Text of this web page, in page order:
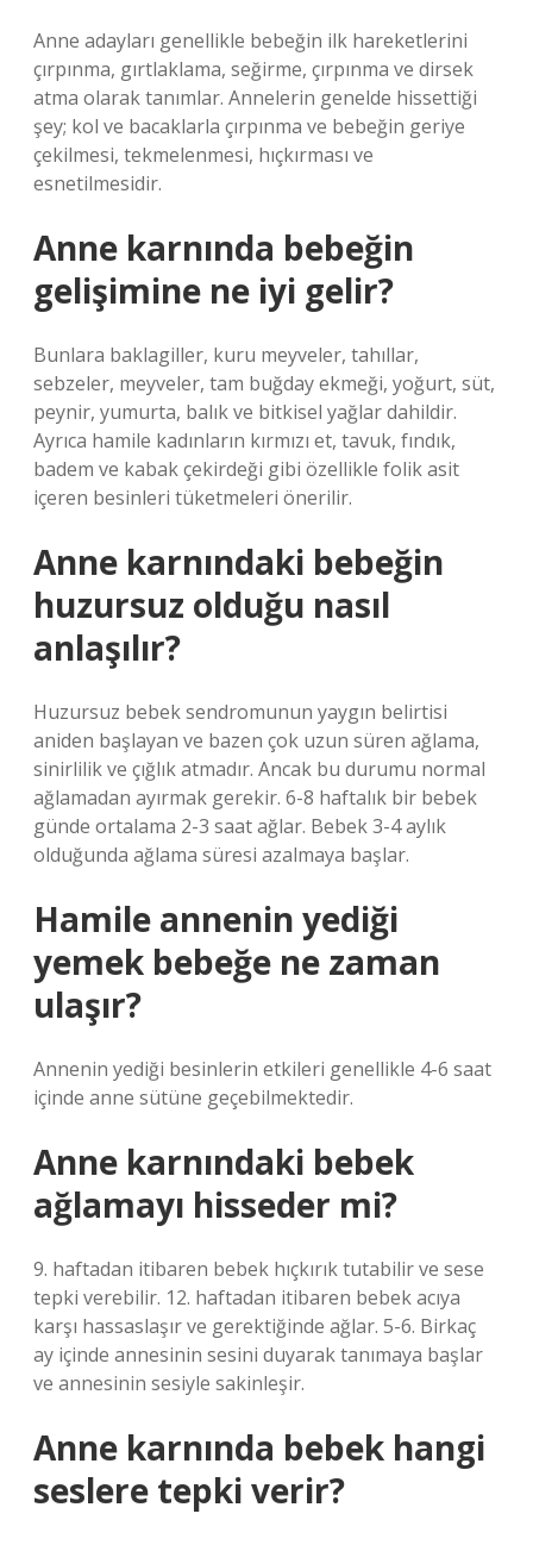
Anne adayları genellikle bebeğin ilk hareketlerini
çırpınma, gırtlaklama, seğirme, çırpınma ve dirsek
atma olarak tanımlar. Annelerin genelde hissettiği
şey; kol ve bacaklarla çırpınma ve bebeğin geriye
çekilmesi, tekmelenmesi, hıçkırması ve
esnetilmesidir.
Anne karnında bebeğin
gelişimine ne iyi gelir?
Bunlara baklagiller, kuru meyveler, tahıllar,
sebzeler, meyveler, tam buğday ekmeği, yoğurt, süt,
peynir, yumurta, balık ve bitkisel yağlar dahildir.
Ayrıca hamile kadınların kırmızı et, tavuk, fındık,
badem ve kabak çekirdeği gibi özellikle folik asit
içeren besinleri tüketmeleri önerilir.
Anne karnındaki bebeğin
huzursuz olduğu nasıl
anlaşılır?
Huzursuz bebek sendromunun yaygın belirtisi
aniden başlayan ve bazen çok uzun süren ağlama,
sinirlilik ve çığlık atmadır. Ancak bu durumu normal
ağlamadan ayırmak gerekir. 6-8 haftalık bir bebek
günde ortalama 2-3 saat ağlar. Bebek 3-4 aylık
olduğunda ağlama süresi azalmaya başlar.
Hamile annenin yediği
yemek bebeğe ne zaman
ulaşır?
Annenin yediği besinlerin etkileri genellikle 4-6 saat
içinde anne sütüne geçebilmektedir.
Anne karnındaki bebek
ağlamayı hisseder mi?
9. haftadan itibaren bebek hıçkırık tutabilir ve sese
tepki verebilir. 12. haftadan itibaren bebek acıya
karşı hassaslaşır ve gerektiğinde ağlar. 5-6. Birkaç
ay içinde annesinin sesini duyarak tanımaya başlar
ve annesinin sesiyle sakinleşir.
Anne karnında bebek hangi
seslere tepki verir?